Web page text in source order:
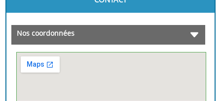
Nos coordonnées